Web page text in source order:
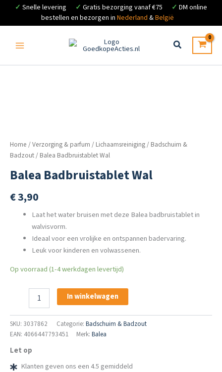
✓ Snelle levering ✓ Gratis bezorging vanaf €75 ✓ DM online
bestellen en bezorgen in Nederland &België
inhoud
Home /Verzorging & parfum / Lichaamsreiniging/ Badschuim &
Badzout/ Balea Badbruistablet Wal
Balea Badbruistablet Wal
€3,90
Laat het water bruisen met deze Balea badbruistablet in
walvisvorm.
Ideaal voor een vrolijke en ontspannen badervaring.
Leuk voor kinderen en volwassenen.
Op voorraad (1-4 werkdagen levertijd)
Badbruistablet
aantal
In winkelwagen
SKU: 3037862 Categorie: Badschuim & Badzout
EAN: 4066447793451
Merk: Balea
Let op
Klanten geven ons een 4.5 gemiddeld